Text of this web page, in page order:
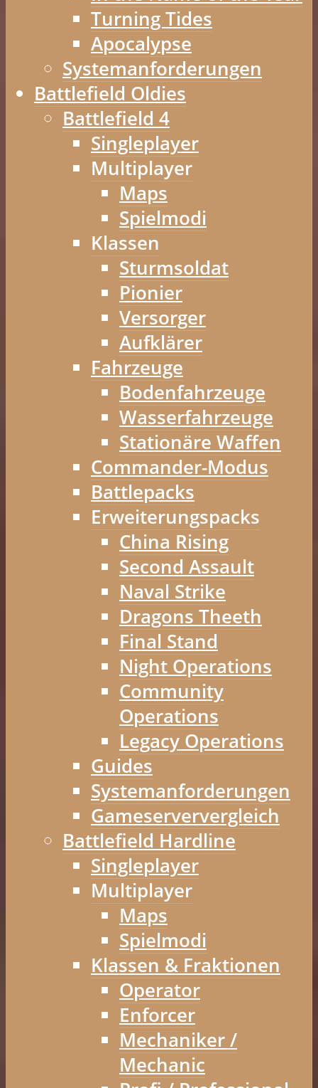
Turning Tides
Apocalypse
Systemanforderungen
Battlefield Oldies
Battlefield 4
Singleplayer
Multiplayer
Maps
Spielmodi
Klassen
Sturmsoldat
Pionier
Versorger
Aufklärer
Fahrzeuge
Bodenfahrzeuge
Wasserfahrzeuge
Stationäre Waffen
Commander-Modus
Battlepacks
Erweiterungspacks
China Rising
Second Assault
Naval Strike
Dragons Theeth
Final Stand
Night Operations
Community
Operations
Legacy Operations
Guides
Systemanforderungen
Gameserververgleich
Battlefield Hardline
Singleplayer
Multiplayer
Maps
Spielmodi
Klassen & Fraktionen
Operator
Enforcer
Mechaniker /
Mechanic